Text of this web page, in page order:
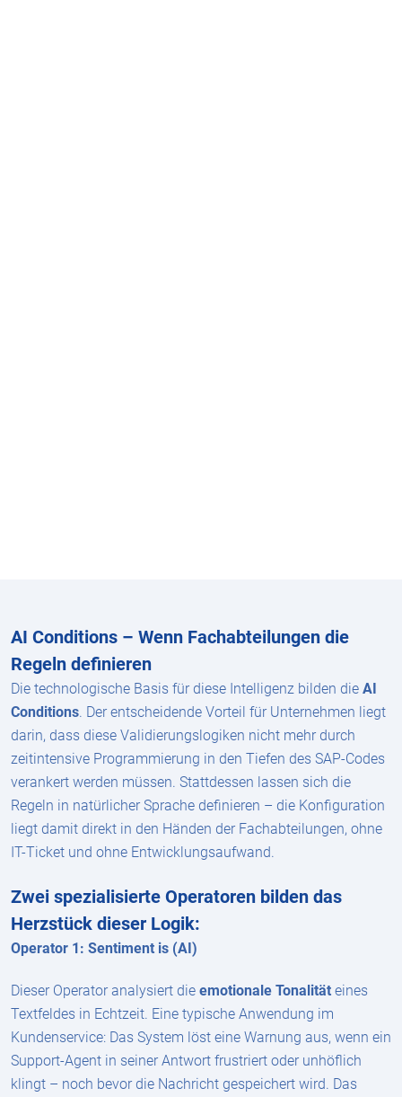
AI Conditions – Wenn Fachabteilungen die
Regeln definieren
Die technologische Basis für diese Intelligenz bilden die AI
Conditions. Der entscheidende Vorteil für Unternehmen liegt
darin, dass diese Validierungslogiken nicht mehr durch
zeitintensive Programmierung in den Tiefen des SAP-Codes
verankert werden müssen. Stattdessen lassen sich die
Regeln in natürlicher Sprache definieren – die Konfiguration
liegt damit direkt in den Händen der Fachabteilungen, ohne
IT-Ticket und ohne Entwicklungsaufwand.
Zwei spezialisierte Operatoren bilden das
Herzstück dieser Logik:
Operator 1: Sentiment is (AI)
Dieser Operator analysiert die emotionale Tonalität eines
Textfeldes in Echtzeit. Eine typische Anwendung im
Kundenservice: Das System löst eine Warnung aus, wenn ein
Support-Agent in seiner Antwort frustriert oder unhöflich
klingt – noch bevor die Nachricht gespeichert wird. Das